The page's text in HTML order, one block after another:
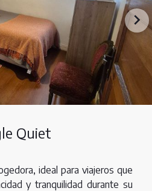
Quiet
ideal para viajeros que
y tranquilidad durante su